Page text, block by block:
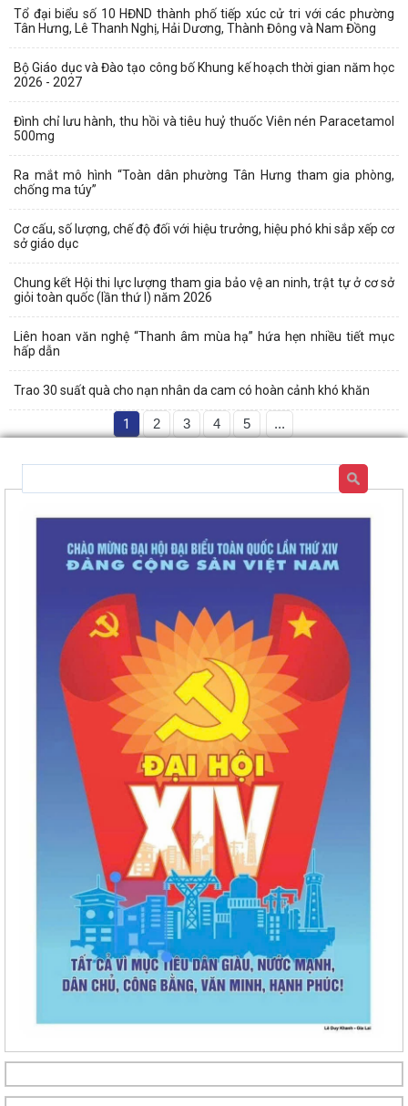
Tổ đại biểu số 10 HĐND thành phố tiếp xúc cử tri với các phường
Tân Hưng, Lê Thanh Nghị, Hải Dương, Thành Đông và Nam Đồng
Bộ Giáo dục và Đào tạo công bố Khung kế hoạch thời gian năm học
2026 - 2027
Đình chỉ lưu hành, thu hồi và tiêu huỷ thuốc Viên nén Paracetamol
500mg
Ra mắt mô hình “Toàn dân phường Tân Hưng tham gia phòng,
chống ma túy”
Cơ cấu, số lượng, chế độ đối với hiệu trưởng, hiệu phó khi sắp xếp cơ
sở giáo dục
Chung kết Hội thi lực lượng tham gia bảo vệ an ninh, trật tự ở cơ sở
giỏi toàn quốc (lần thứ I) năm 2026
Liên hoan văn nghệ “Thanh âm mùa hạ” hứa hẹn nhiều tiết mục
hấp dẫn
Trao 30 suất quà cho nạn nhân da cam có hoàn cảnh khó khăn
1 2 3 4 5 ...